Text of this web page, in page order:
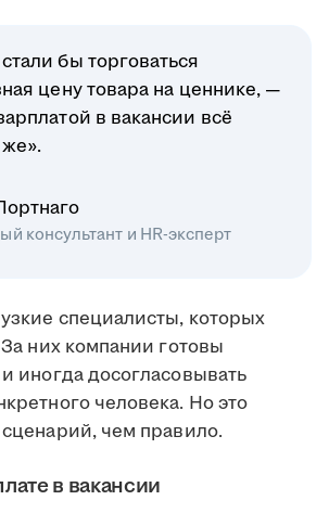
бы торговаться
цену товара на ценнике, —
в вакансии всё
же».
консультант и HR-эксперт
специалисты, которых
них компании готовы
иногда досогласовывать
человека. Но это
чем правило.
в вакансии